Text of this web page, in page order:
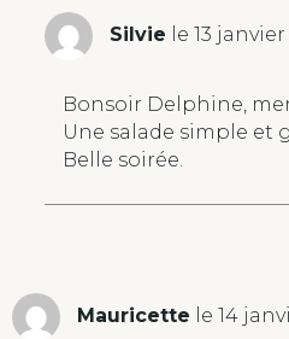
Silvie le 13
Bonsoir Delphine,
Une salade simple et
Belle soirée.
Mauricette le 14